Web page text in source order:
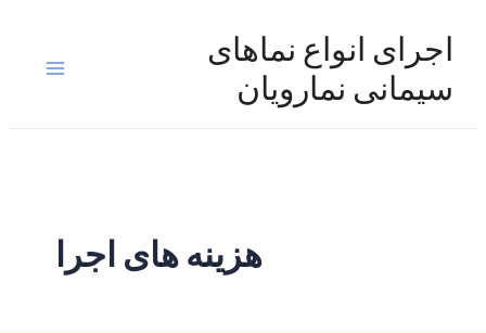
اجرای انواع نماهای
سیمانی نمارویان
Main
هزینه های اجرا